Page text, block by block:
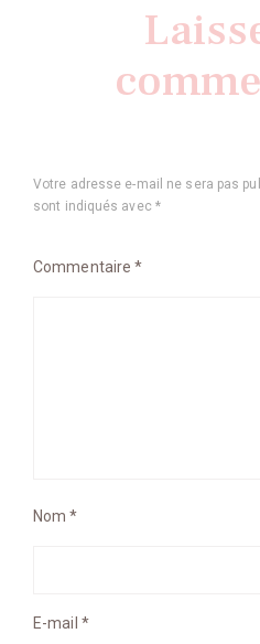
Votre adresse e-mail ne sera pas
sont indiqués avec *
Commentaire*
Nom*
E-mail *